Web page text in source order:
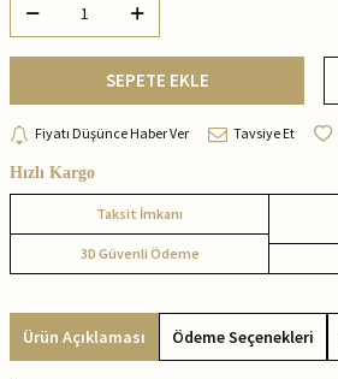
SEPETE EKLE
Fiyatı Düşünce Haber Ver Tavsiye Et
Hızlı Kargo
Taksit İmkanı
3D Güvenli Ödeme
Ürün Açıklaması Ödeme Seçenekleri